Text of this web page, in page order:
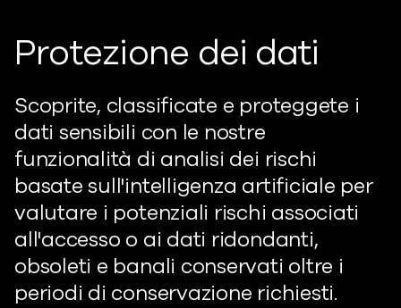
Protezione dei dati
Scoprite, classificate e proteggete i
dati sensibili con le nostre
funzionalità di analisi dei rischi
basate sull'intelligenza artificiale per
valutare i potenziali rischi associati
all'accesso o ai dati ridondanti,
obsoleti e banali conservati oltre i
periodi di conservazione richiesti.